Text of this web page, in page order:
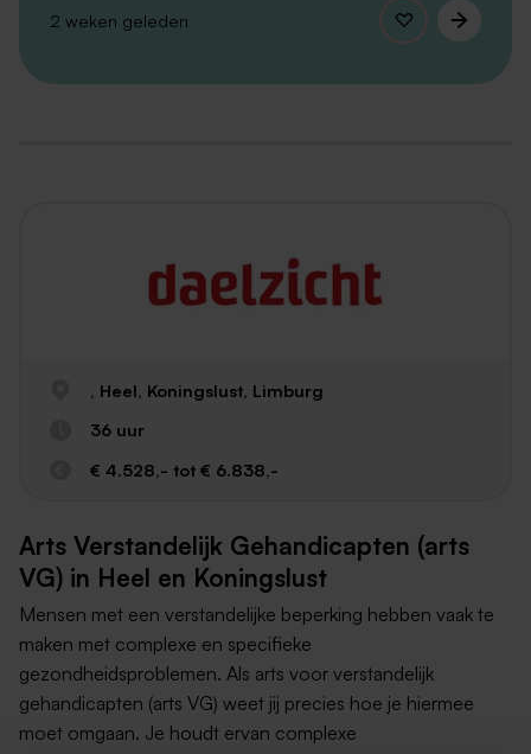
2 weken geleden
, Heel, Koningslust, Limburg
36 uur
€ 4.528,- tot € 6.838,-
Arts Verstandelijk Gehandicapten (arts
VG) in Heel en Koningslust
Mensen met een verstandelijke beperking hebben vaak te
maken met complexe en specifieke
gezondheidsproblemen. Als arts voor verstandelijk
gehandicapten (arts VG) weet jij precies hoe je hiermee
moet omgaan. Je houdt ervan complexe